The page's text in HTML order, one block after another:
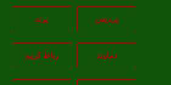
پردیس
دماوند رباط کریم